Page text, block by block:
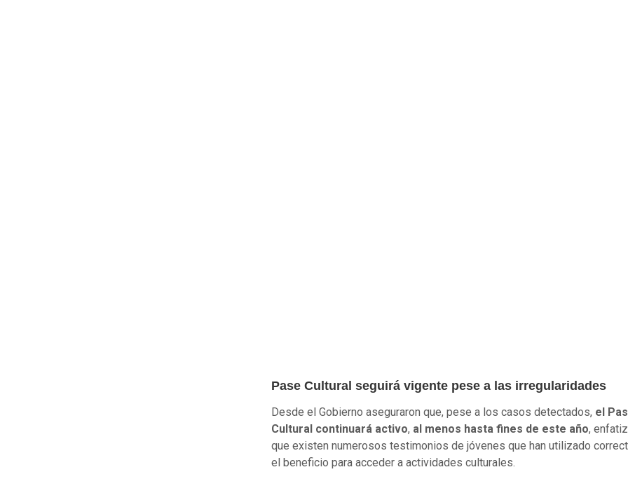
Pase Cultural seguirá vigente pese a las irregularidades
Desde el Gobierno aseguraron que, pese a los casos detectados, el
Cultural continuará activo, al menos hasta fines de este año,
que existen numerosos testimonios de jóvenes que han utilizado
el beneficio para acceder a actividades culturales.